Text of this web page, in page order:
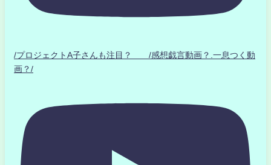
/プロジェクトA子さんも注目？ /感想戯言動画？.一息つく動
画？/